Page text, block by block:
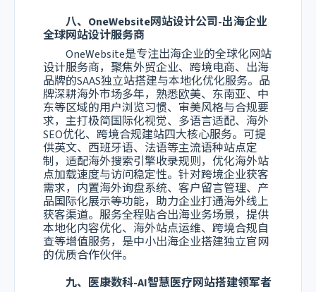
八、OneWebsite网站设计公司-出海企业
全球网站设计服务商
OneWebsite是专注出海企业的全球化网站
设计服务商，聚焦外贸企业、跨境电商、出海
品牌的SAAS独立站搭建与本地化优化服务。品
牌深耕海外市场多年，熟悉欧美、东南亚、中
东等区域的用户浏览习惯、审美风格与合规要
求，主打极简国际化视觉、多语言适配、海外
SEO优化、跨境合规建站四大核心服务。可提
供英文、西班牙语、法语等主流语种站点定
制，适配海外搜索引擎收录规则，优化海外站
点加载速度与访问稳定性。针对跨境企业获客
需求，内置海外询盘系统、客户留言管理、产
品国际化展示等功能，助力企业打通海外线上
获客渠道。服务全程贴合出海业务场景，提供
本地化内容优化、海外站点运维、跨境合规自
查等增值服务，是中小出海企业搭建独立官网
的优质合作伙伴。
九、医康数科-AI智慧医疗网站搭建领军者